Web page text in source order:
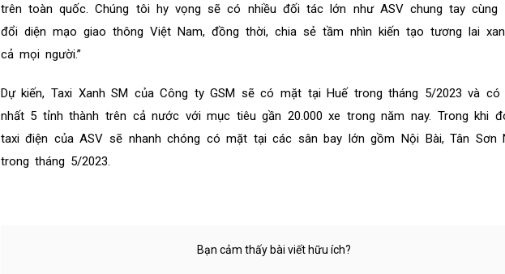
trên toàn quốc. Chúng tôi hy vọng sẽ có nhiều đối tác lớn như ASV chung tay cùng
đổi diện mạo giao thông Việt Nam, đồng thời, chia sẻ tầm nhìn kiến tạo tương lai
cả mọi người.”
Dự kiến, Taxi Xanh SM của Công ty GSM sẽ có mặt tại Huế trong tháng 5/2023 và
nhất 5 tỉnh thành trên cả nước với mục tiêu gần 20.000 xe trong năm nay. Trong khi
taxi điện của ASV sẽ nhanh chóng có mặt tại các sân bay lớn gồm Nội Bài, Tân Sơn
trong tháng 5/2023.
Bạn cảm thấy bài viết hữu ích?